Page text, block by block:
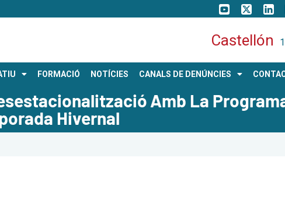
Castellón
FORMACIÓ NOTÍCIES CANALS DE DENÚNCIES
Amb La
Hivernal